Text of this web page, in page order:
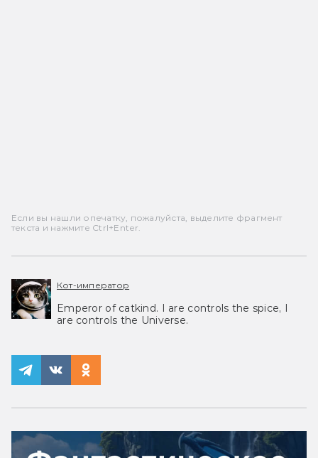
Если вы нашли опечатку, пожалуйста, выделите фрагмент
текста и нажмите Ctrl+Enter.
Кот-император
Emperor of catkind. I are controls the spice, I
are controls the Universe.